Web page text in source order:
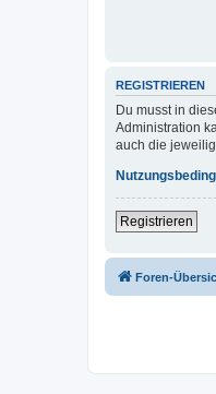
REGISTRIEREN
Du musst in
Administration
auch die
Registrieren
Foren-